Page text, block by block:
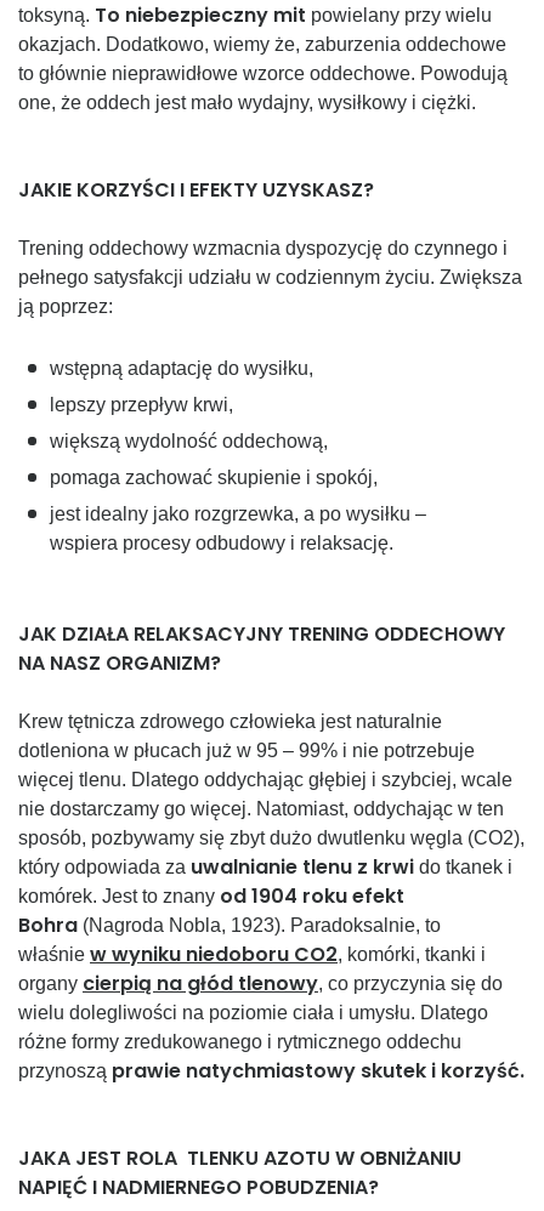
toksyną. To niebezpieczny mit powielany przy wielu
okazjach. Dodatkowo, wiemy że, zaburzenia oddechowe
to głównie nieprawidłowe wzorce oddechowe. Powodują
one, że oddech jest mało wydajny, wysiłkowy i ciężki.
JAKIE KORZYŚCI I EFEKTY UZYSKASZ?
Trening oddechowy wzmacnia dyspozycję do czynnego i
pełnego satysfakcji udziału w codziennym życiu. Zwiększa
ją poprzez:
wstępną adaptację do wysiłku,
lepszy przepływ krwi,
większą wydolność oddechową,
pomaga zachować skupienie i spokój,
jest idealny jako rozgrzewka, a po wysiłku –
wspiera procesy odbudowy i relaksację.
JAK DZIAŁA RELAKSACYJNY TRENING ODDECHOWY
NA NASZ ORGANIZM?
Krew tętnicza zdrowego człowieka jest naturalnie
dotleniona w płucach już w 95 – 99% i nie potrzebuje
więcej tlenu. Dlatego oddychając głębiej i szybciej, wcale
nie dostarczamy go więcej. Natomiast, oddychając w ten
sposób, pozbywamy się zbyt dużo dwutlenku węgla (CO2),
który odpowiada za uwalnianie tlenu z krwi do tkanek i
komórek. Jest to znany od 1904 roku efekt
Bohra (Nagroda Nobla, 1923). Paradoksalnie, to
właśnie wwyniku niedoboru CO2, komórki, tkanki i
organy cierpią na głód tlenowy, co przyczynia się do
wielu dolegliwości na poziomie ciała i umysłu. Dlatego
różne formy zredukowanego i rytmicznego oddechu
przynoszą prawie natychmiastowy skutek i korzyść.
JAKA JEST ROLA TLENKU AZOTU W OBNIŻANIU
NAPIĘĆ I NADMIERNEGO POBUDZENIA?